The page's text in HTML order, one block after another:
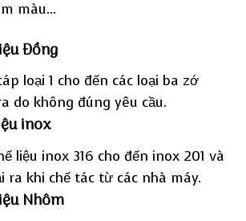
màu…
Đồng
loại 1 cho đến các loại ba zớ
do không đúng yêu cầu.
inox
liệu inox 316 cho đến inox 201 và
ra khi chế tác từ các nhà máy.
Nhôm